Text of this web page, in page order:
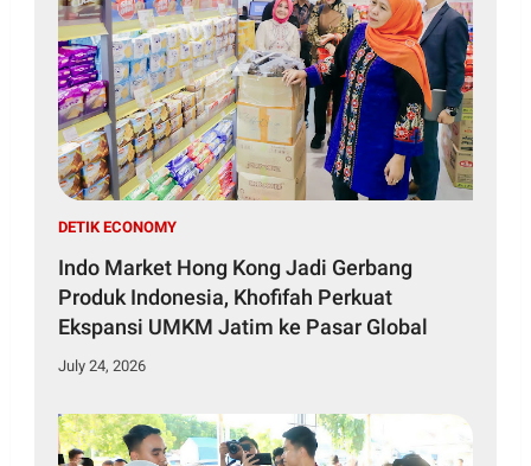
DETIK ECONOMY
Indo Market Hong Kong Jadi Gerbang
Produk Indonesia, Khofifah Perkuat
Ekspansi UMKM Jatim ke Pasar Global
July 24, 2026